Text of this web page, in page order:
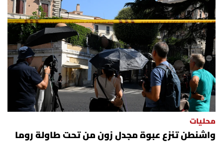
محليات
واشنطن تنزع عبوة مجدل زون من تحت طاولة روما